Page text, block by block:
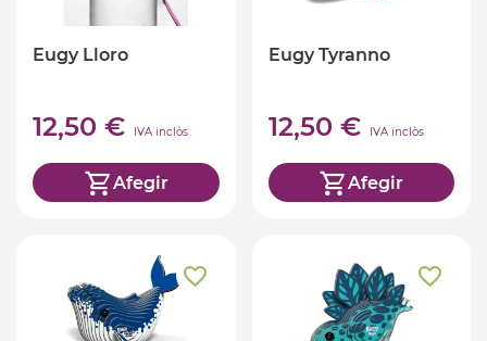
Eugy Lloro
12,50 € IVA inclòs
Afegir
Eugy Tyranno
12,50 € IVA inclòs
Afegir